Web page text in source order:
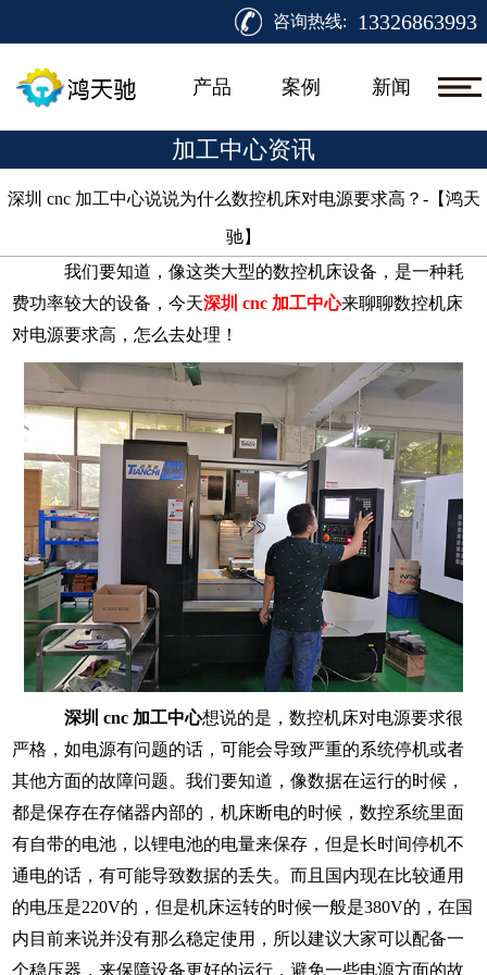
咨询热线: 13326863993
产品 案例 新闻
加工中心资讯
深圳 cnc 加工中心说说为什么数控机床对电源要求高？-【鸿天
驰】​
我们要知道，像这类大型的数控机床设备，是一种耗
费功率较大的设备，今天深圳 cnc 加工中心来聊聊数控机床
对电源要求高，怎么去处理！
深圳 cnc 加工中心想说的是，数控机床对电源要求很
严格，如电源有问题的话，可能会导致严重的系统停机或者
其他方面的故障问题。我们要知道，像数据在运行的时候，
都是保存在存储器内部的，机床断电的时候，数控系统里面
有自带的电池，以锂电池的电量来保存，但是长时间停机不
通电的话，有可能导致数据的丢失。而且国内现在比较通用
的电压是220V的，但是机床运转的时候一般是380V的，在国
内目前来说并没有那么稳定使用，所以建议大家可以配备一
个稳压器，来保障设备更好的运行，避免一些电源方面的故